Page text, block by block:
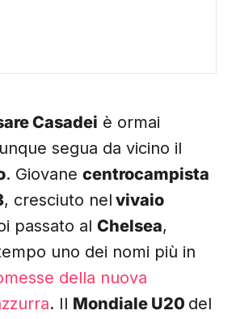
Casadei è ormai
segua da vicino il
. Giovane centrocampista
, cresciuto nel vivaio
passato al Chelsea,
uno dei nomi più in
della nuova
. Il Mondiale U20 del